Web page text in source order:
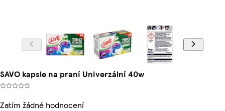
SAVO kapsle na praní Univerzální 40w
Zatím žádné hodnocení